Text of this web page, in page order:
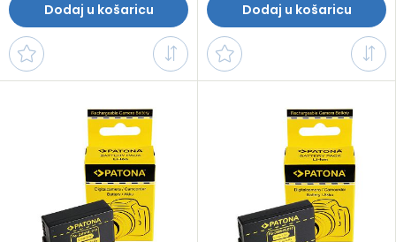
Dodaj u košaricu Dodaj u košaricu